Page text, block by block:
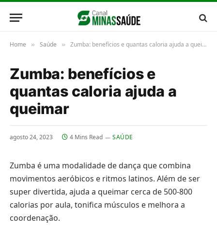
Home » Saúde » Zumba: benefícios e quantas caloria ajuda a queimar
Zumba: benefícios e
quantas caloria ajuda a
queimar
agosto 24, 2023 4 Mins Read SAÚDE
Zumba é uma modalidade de dança que combina
movimentos aeróbicos e ritmos latinos. Além de ser
super divertida, ajuda a queimar cerca de 500-800
calorias por aula, tonifica músculos e melhora a
coordenação.